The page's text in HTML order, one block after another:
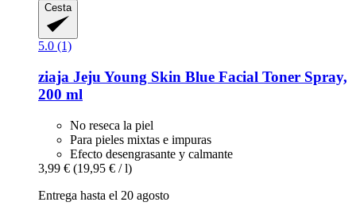
Cesta
5.0 (1)
ziaja Jeju Young Skin Blue Facial Toner Spray,
200 ml
No reseca la piel
Para pieles mixtas e impuras
Efecto desengrasante y calmante
3,99 € (19,95 € / l)
Entrega hasta el 20 agosto